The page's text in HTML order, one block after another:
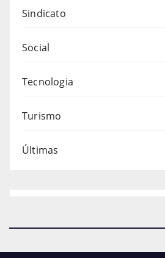
Sindicato
Social
Tecnologia
Turismo
Últimas